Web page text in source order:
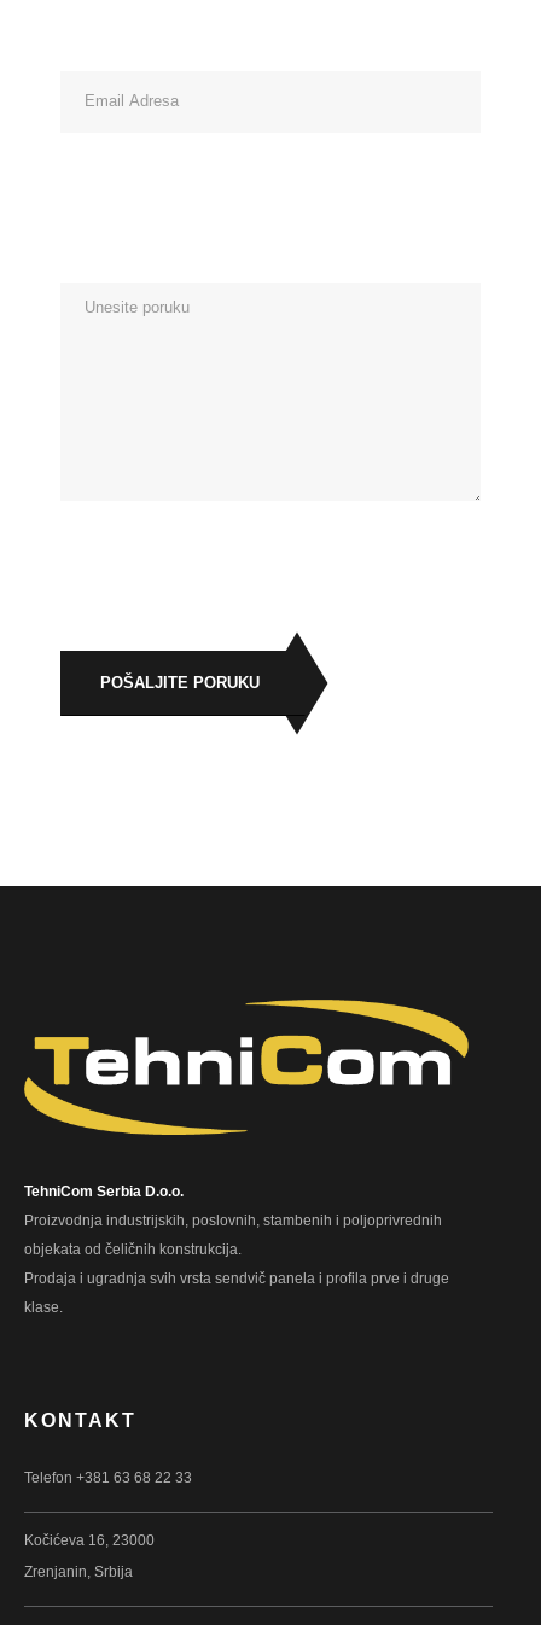
POŠALJITE PORUKU
TehniCom Serbia D.o.o.
Proizvodnja industrijskih, poslovnih, stambenih i poljoprivrednih
objekata od čeličnih konstrukcija.
Prodaja i ugradnja svih vrsta sendvič panela i profila prve i druge
klase.
KONTAKT
Telefon +381 63 68 22 33
Kočićeva 16, 23000
Zrenjanin, Srbija